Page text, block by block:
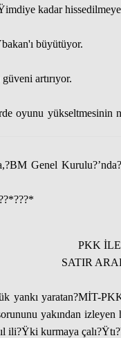
kadar
'ı büyütüyor.
artırıyor.
oyunu yükseltmesinin
BM Genel Kurulu?’nda
PKK
SATIR
yankı yaratan?MİT-
yakından
ili?Ÿki kurmaya